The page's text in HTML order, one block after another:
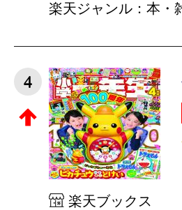
楽天ジャンル：本・
4
楽天ブックス